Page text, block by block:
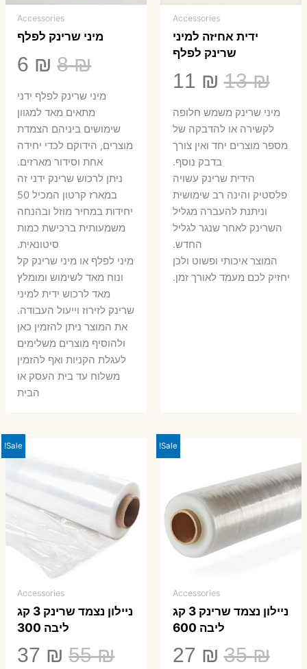
Accessories
ידית אחיזה למיני
שרינק לפלף
13₪
המחיר
המקורי
היה:
13 ₪.
11 ₪
הוא:
​מיני שרינק משמש חלופה
לקשירה או להדבקה של
מספר מוצרים יחד ואין צורך
בדבק נוסף.
הידית שרינק עשויה
פלסטיק והינה רב שימושית
וניתנת להעברה מגליל
השרינק לאחר שנגר לגליל
החדש.
המוצר איכותי ופשוט ולכן
יחזיק לכם מעמד לאורך זמן.
Accessories
מיני שרינק לפלף
8₪
היה:
8 ₪.
6 ₪
6 ₪.
מיני שרינק לפלף ידני
מתאים מאד למגוון
שימושים ביניהם הצמדת
מוצרים, הידוקם לכדי יחידה
אחת וסידור מארזים.
ניתן לרכוש שרינק ידני זה
במארז קרטון המכיל 50
יחידות במחיר מוזל ובהנחה
משמעותית ברכישת כמות
סיטונאית.
מיני לפלף או מיני שרינק קל
ונוח מאד לשימוש ומומלץ
מאד לרכוש ידית למיני
שרינק לזירוז וייעול העבודה.
את המוצר ניתן להזמין כאן
ולהוסיף מוצרים משלימים
לעגלת הקניות ואף להזמין
משלוח עד בית העסק או
הבית
Sale!
Accessories
ניילון נצמד שרינק 3 קג
ליבה 600
35₪
המחיר
27 ₪
Sale!
Accessories
ניילון נצמד שרינק 3 קג
ליבה 300
55₪
המחיר
37 ₪